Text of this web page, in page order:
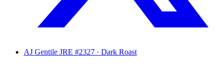
AJ Gentile JRE #2327 · Dark Roast